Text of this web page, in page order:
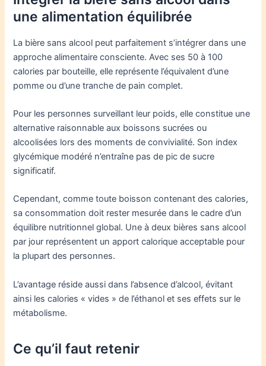
une alimentation équilibrée
La bière sans alcool peut parfaitement s’intégrer dans une
approche alimentaire consciente. Avec ses 50 à 100
calories par bouteille, elle représente l’équivalent d’une
pomme ou d’une tranche de pain complet.
Pour les personnes surveillant leur poids, elle constitue une
alternative raisonnable aux boissons sucrées ou
alcoolisées lors des moments de convivialité. Son index
glycémique modéré n’entraîne pas de pic de sucre
significatif.
Cependant, comme toute boisson contenant des calories,
sa consommation doit rester mesurée dans le cadre d’un
équilibre nutritionnel global. Une à deux bières sans alcool
par jour représentent un apport calorique acceptable pour
la plupart des personnes.
L’avantage réside aussi dans l’absence d’alcool, évitant
ainsi les calories « vides » de l’éthanol et ses effets sur le
métabolisme.
Ce qu’il faut retenir